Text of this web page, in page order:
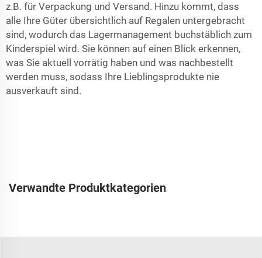
z.B. für Verpackung und Versand. Hinzu kommt, dass
alle Ihre Güter übersichtlich auf Regalen untergebracht
sind, wodurch das Lagermanagement buchstäblich zum
Kinderspiel wird. Sie können auf einen Blick erkennen,
was Sie aktuell vorrätig haben und was nachbestellt
werden muss, sodass Ihre Lieblingsprodukte nie
ausverkauft sind.
Verwandte Produktkategorien